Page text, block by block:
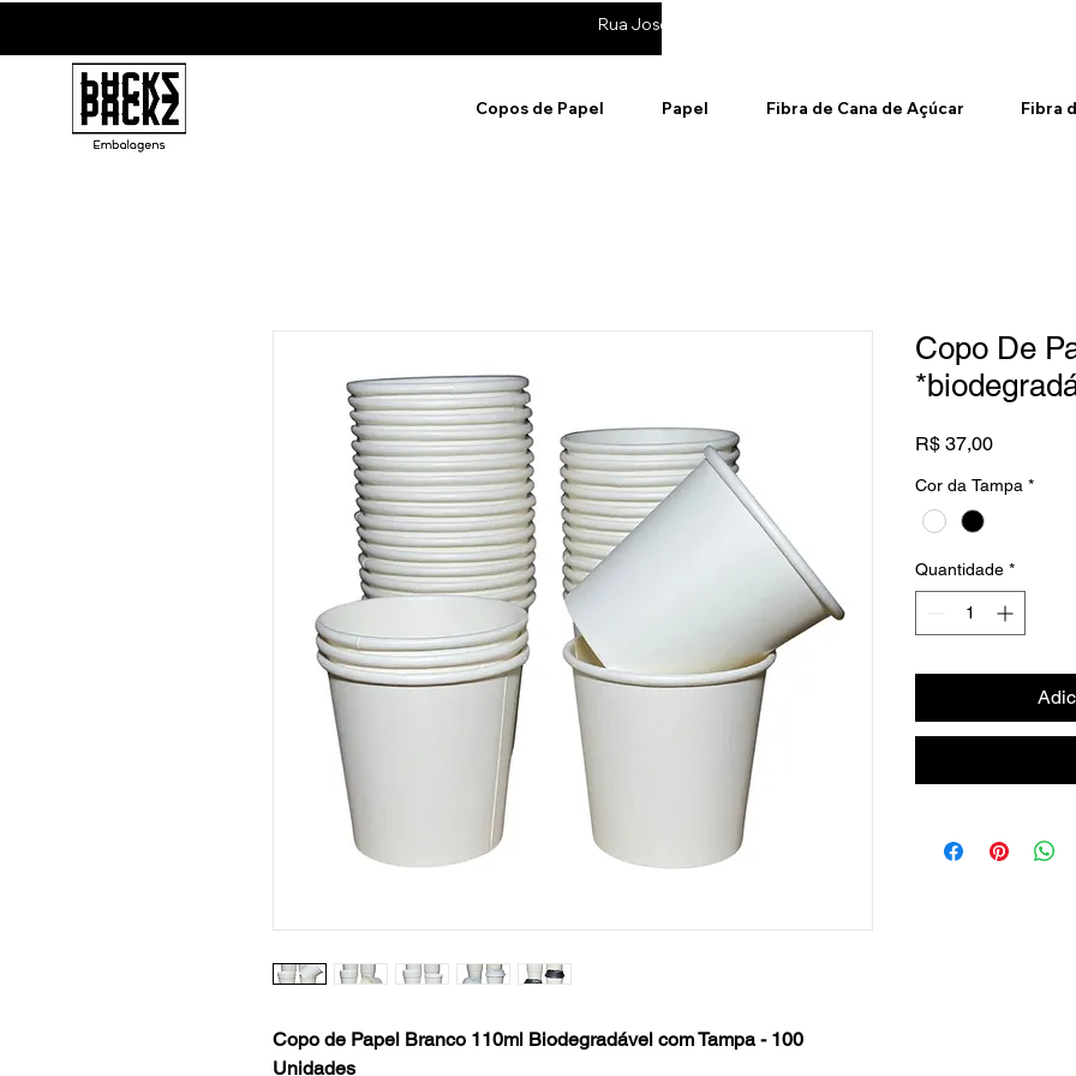
Rua José de Andrade, 895 - Cotia / SP
Copos de Papel Papel Fibra de Cana de Açúcar Fibra
Copo de Papel Branco 110ml Biodegradável com Tampa - 100
Unidades
Copo De
R$ 37,00Preço
Cor da Tampa *
Quantidade *